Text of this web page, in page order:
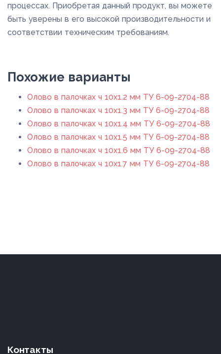
процессах. Приобретая данный продукт, вы можете
быть уверены в его высокой производительности и
соответствии техническим требованиям.
Похожие варианты
Олово в палочках ч 10х1.2 мм ТУ 6-09-2704-88
Олово в палочках ч 10х1.3 мм ТУ 6-09-2704-88
Олово в палочках ч 10х1.4 мм ТУ 6-09-2704-88
Олово в палочках ч 10х1.5 мм ТУ 6-09-2704-88
Олово в палочках ч 10х1.6 мм ТУ 6-09-2704-88
Олово в палочках ч 10х1.7 мм ТУ 6-09-2704-88
Контакты